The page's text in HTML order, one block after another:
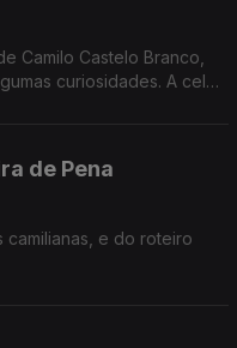
Camilo Castelo Branco,
curiosidades. A cela
de Pena
camilianas, e do roteiro